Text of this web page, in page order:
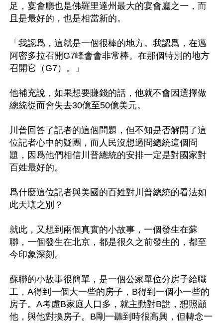
足，宴會廳也是佛羅里達州最大的宴會廳之一，而
且是最好的，也是相當新的。
「我認爲，這就是一個很棒的地方。我認爲，在邁
阿密多拉召開G7峰會會非常棒。在那個特別的地方
召開它（G7）。」
他補充說，如果想要賺錢的話，他就不會因選擇做
總統從而會失去30億至50億美元。
川普回答了記者的這個問題，但不知是否解開了這
位記者心中的疑團，而人民沒想過問總統這個問
題，因爲他們相信川普總統的安排一定是對國家對
百姓最好的。
爲什麼這位記者與美國的百姓對川普總統的看法如
此天壤之別？
就此，又想到兩個真實的小故事，一個發生在蘇
聯，一個發生在北京，都是很久之前發生的，都至
今印象深刻。
蘇聯的小故事很簡單，是一個公家單位分房子給職
工，A得到一個大一些的房子，B得到一個小一些的
房子。A考慮B家庭人口多，就主動對B說，想照顧
他，與他對換房子。B剛一聽到時很高興，但轉念一